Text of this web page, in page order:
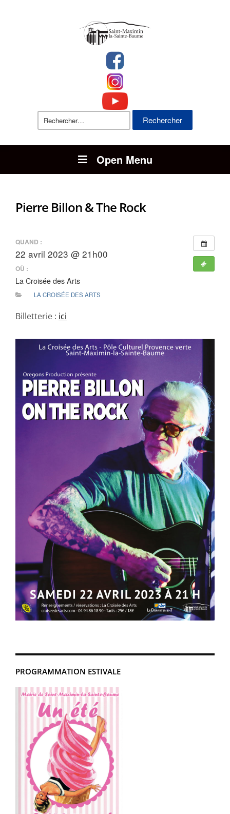
Rechercher :
Open Menu
PROGRAMMATION ESTIVALE
Pierre Billon & The Rock
QUAND :
22 avril 2023 @ 21h00
OÙ :
La Croisée des Arts
LA CROISÉE DES ARTS
Billetterie : ici